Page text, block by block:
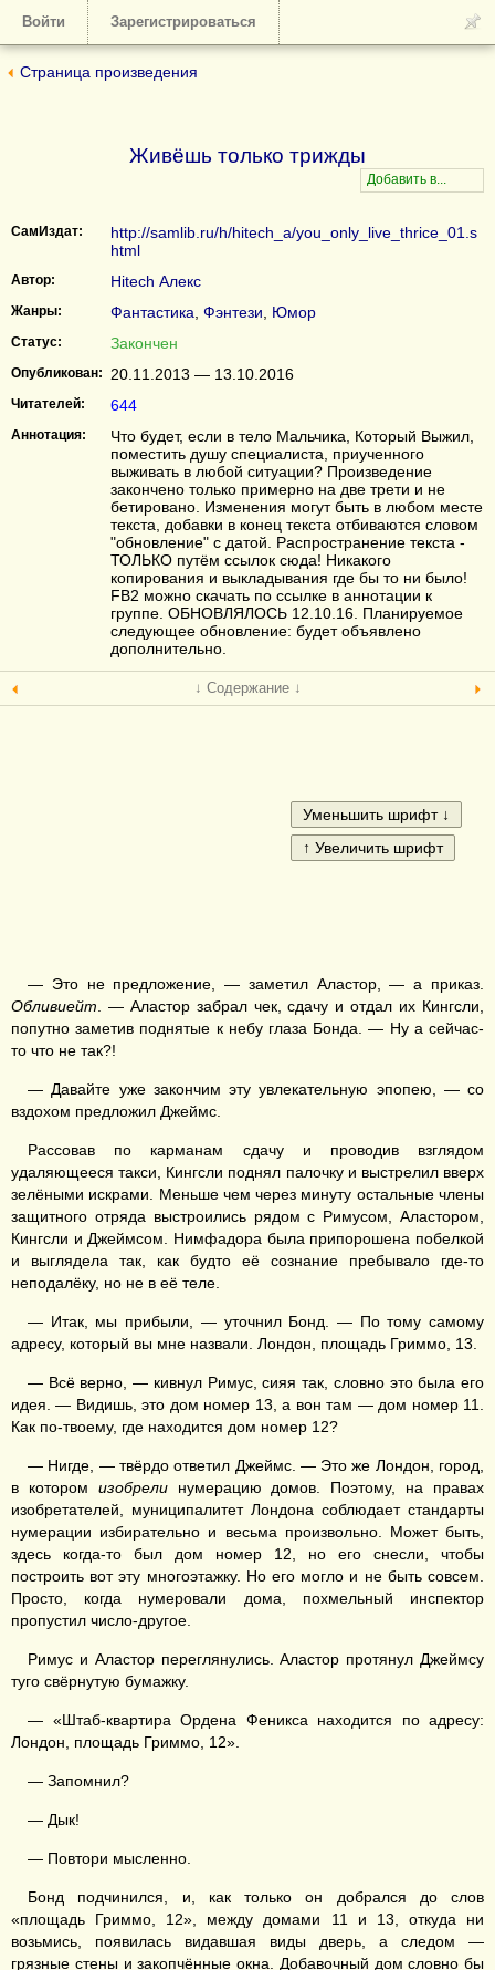
Войти Зарегистрироваться
Страница произведения
Живёшь только трижды
СамИздат:
http://samlib.ru/h/hitech_a/you_only_live_thrice_01.s
html
Автор: Hitech Алекс
Жанры: Фантастика Фэнтези Юмор
Статус: Закончен
Опубликован: 20.11.2013 — 13.10.2016
Читателей: 644
Аннотация:
Что будет, если в тело Мальчика, Который Выжил,
поместить душу специалиста, приученного
выживать в любой ситуации? Произведение
закончено только примерно на две трети и не
бетировано. Изменения могут быть в любом месте
текста, добавки в конец текста отбиваются словом
"обновление" с датой. Распространение текста -
ТОЛЬКО путём ссылок сюда! Никакого
копирования и выкладывания где бы то ни было!
FB2 можно скачать по ссылке в аннотации к
группе. ОБНОВЛЯЛОСЬ 12.10.16. Планируемое
следующее обновление: будет объявлено
дополнительно.
↓ Содержание ↓
— Это не предложение, — заметил Аластор, — а приказ.
Обливиейт . — Аластор забрал чек, сдачу и отдал их Кингсли,
попутно заметив поднятые к небу глаза Бонда. — Ну а сейчас-
то что не так?!
— Давайте уже закончим эту увлекательную эпопею, — со
вздохом предложил Джеймс.
Рассовав по карманам сдачу и проводив взглядом
удаляющееся такси, Кингсли поднял палочку и выстрелил вверх
зелёными искрами. Меньше чем через минуту остальные члены
защитного отряда выстроились рядом с Римусом, Аластором,
Кингсли и Джеймсом. Нимфадора была припорошена побелкой
и выглядела так, как будто её сознание пребывало где-то
неподалёку, но не в её теле.
— Итак, мы прибыли, — уточнил Бонд. — По тому самому
адресу, который вы мне назвали. Лондон, площадь Гриммо, 13.
— Всё верно, — кивнул Римус, сияя так, словно это была его
идея. — Видишь, это дом номер 13, а вон там — дом номер 11.
Как по-твоему, где находится дом номер 12?
— Нигде, — твёрдо ответил Джеймс. — Это же Лондон, город,
в котором изобрелинумерацию домов. Поэтому, на правах
изобретателей, муниципалитет Лондона соблюдает стандарты
нумерации избирательно и весьма произвольно. Может быть,
здесь когда-то был дом номер 12, но его снесли, чтобы
построить вот эту многоэтажку. Но его могло и не быть совсем.
Просто, когда нумеровали дома, похмельный инспектор
пропустил число-другое.
Римус и Аластор переглянулись. Аластор протянул Джеймсу
туго свёрнутую бумажку.
— «Штаб-квартира Ордена Феникса находится по адресу:
Лондон, площадь Гриммо, 12».
— Запомнил?
— Дык!
— Повтори мысленно.
Бонд подчинился, и, как только он добрался до слов
«площадь Гриммо, 12», между домами 11 и 13, откуда ни
возьмись, появилась видавшая виды дверь, а следом —
грязные стены и закопчённые окна. Добавочный дом словно бы